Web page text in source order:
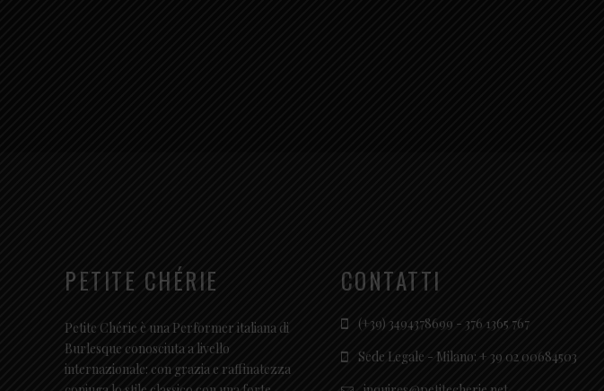
PETITE CHÉRIE
Petite Chérie è una Performer italiana di
Burlesque conosciuta a livello
internazionale: con grazia e raffinatezza
CONTATTI
(+39) 3494378699 - 376 1365 767
Sede Legale - Milano: + 39 02 00684503